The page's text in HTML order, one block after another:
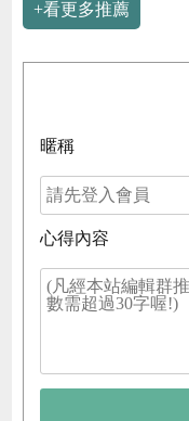
+看更多推薦
暱稱
心得內容